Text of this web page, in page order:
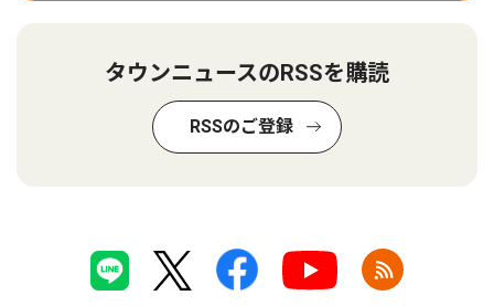
タウンニュースのRSSを購読
RSSのご登録